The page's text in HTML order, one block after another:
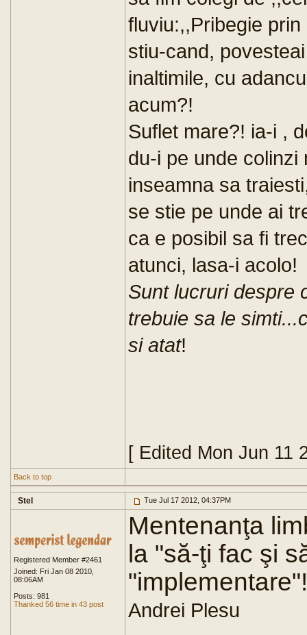
fluviu:,,Pribegie
stiu-cand,
inaltimile, cu
acum?!
Suflet mare?! ia-i ,
du-i pe unde colinzi
inseamna sa
se stie pe unde ai
ca e posibil sa fi
atunci, lasa-i acolo!
Sunt lucruri despre
trebuie sa le
si atat!
[ Edited Mon Jun 11
Back to top
Stel Tue Jul 17 2012, 04:37PM
Registered Member #2461
Joined: Fri Jan 08 2010,
08:06AM
Posts: 981
Thanked 56 time in 43 post
Mentenanţa
la "să-ţi fac şi
"implementare"!
Andrei Plesu